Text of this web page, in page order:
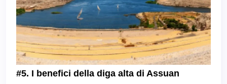
#5. I benefici della diga alta di Assuan